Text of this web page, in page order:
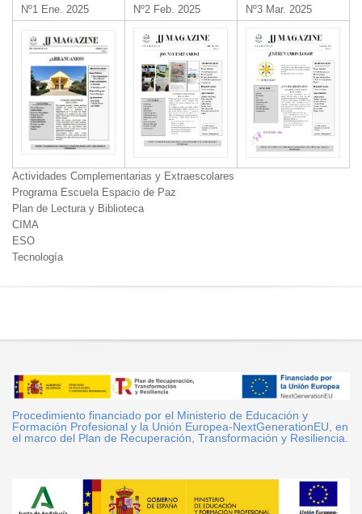
Nº1 Ene. 2025 Nº2 Feb. 2025 Nº3 Mar. 2025
Actividades Complementarias y Extraescolares
Programa Escuela Espacio de Paz
Plan de Lectura y Biblioteca
CIMA
ESO
Tecnología
Procedimiento financiado por el Ministerio de Educación y
Formación Profesional y la Unión Europea-NextGenerationEU, en
el marco del Plan de Recuperación, Transformación y Resiliencia.